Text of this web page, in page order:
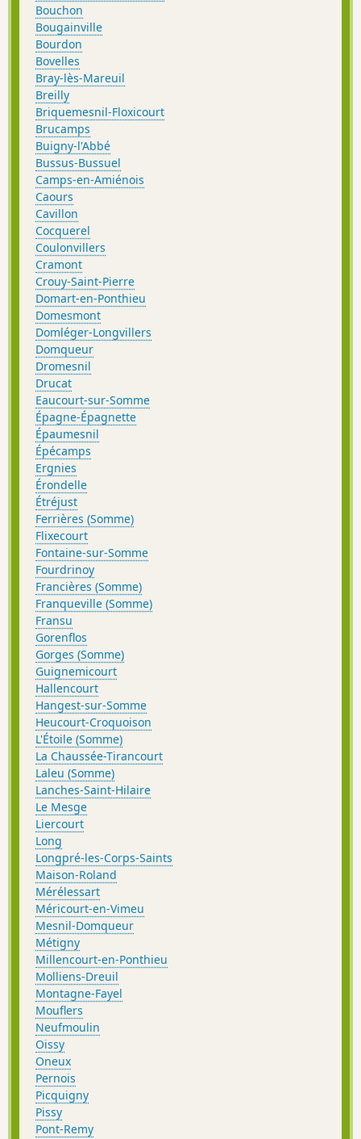
Bouchon
Bougainville
Bourdon
Bovelles
Bray-lès-Mareuil
Breilly
Briquemesnil-Floxicourt
Brucamps
Buigny-l'Abbé
Bussus-Bussuel
Camps-en-Amiénois
Caours
Cavillon
Cocquerel
Coulonvillers
Cramont
Crouy-Saint-Pierre
Domart-en-Ponthieu
Domesmont
Domléger-Longvillers
Domqueur
Dromesnil
Drucat
Eaucourt-sur-Somme
Épagne-Épagnette
Épaumesnil
Épécamps
Ergnies
Érondelle
Étréjust
Ferrières (Somme)
Flixecourt
Fontaine-sur-Somme
Fourdrinoy
Francières (Somme)
Franqueville (Somme)
Fransu
Gorenflos
Gorges (Somme)
Guignemicourt
Hallencourt
Hangest-sur-Somme
Heucourt-Croquoison
L'Étoile (Somme)
La Chaussée-Tirancourt
Laleu (Somme)
Lanches-Saint-Hilaire
Le Mesge
Liercourt
Long
Longpré-les-Corps-Saints
Maison-Roland
Mérélessart
Méricourt-en-Vimeu
Mesnil-Domqueur
Métigny
Millencourt-en-Ponthieu
Molliens-Dreuil
Montagne-Fayel
Mouflers
Neufmoulin
Oissy
Oneux
Pernois
Picquigny
Pissy
Pont-Remy